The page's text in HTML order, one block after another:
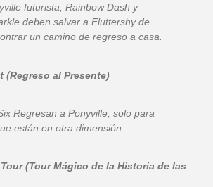
futurista, Rainbow Dash y
deben salvar a Fluttershy de
un camino de regreso a casa.
(Regreso al Presente)
Regresan a Ponyville, solo para
están en otra dimensión
(Tour Mágico de la Historia de las